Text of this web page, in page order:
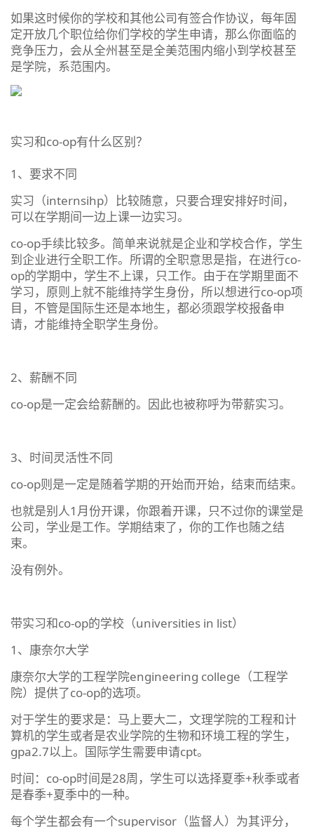
如果这时候你的学校和其他公司有签合作协议，每年固
定开放几个职位给你们学校的学生申请，那么你面临的
竞争压力，会从全州甚至是全美范围内缩小到学校甚至
是学院，系范围内。
实习和co-op有什么区别？
1、要求不同
实习（internsihp）比较随意，只要合理安排好时间，
可以在学期间一边上课一边实习。
co-op手续比较多。简单来说就是企业和学校合作，学生
到企业进行全职工作。所谓的全职意思是指，在进行co-
op的学期中，学生不上课，只工作。由于在学期里面不
学习，原则上就不能维持学生身份，所以想进行co-op项
目，不管是国际生还是本地生，都必须跟学校报备申
请，才能维持全职学生身份。
2、薪酬不同
co-op是一定会给薪酬的。因此也被称呼为带薪实习。
3、时间灵活性不同
co-op则是一定是随着学期的开始而开始，结束而结束。
也就是别人1月份开课，你跟着开课，只不过你的课堂是
公司，学业是工作。学期结束了，你的工作也随之结
束。
没有例外。
带实习和co-op的学校（universities in list）
1、康奈尔大学
康奈尔大学的工程学院engineering college（工程学
院）提供了co-op的选项。
对于学生的要求是：马上要大二，文理学院的工程和计
算机的学生或者是农业学院的生物和环境工程的学生，
gpa2.7以上。国际学生需要申请cpt。
时间：co-op时间是28周，学生可以选择夏季+秋季或者
是春季+夏季中的一种。
每个学生都会有一个supervisor（监督人）为其评分，